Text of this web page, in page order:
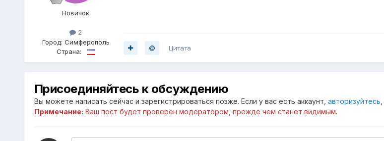
Новичок
2
Город: Симферополь
Страна:
Цитата
Присоединяйтесь к обсуждению
Вы можете написать сейчас и зарегистрироваться позже. Если у вас есть аккаунт, авторизуйтесь
Примечание: Ваш пост будет проверен модератором, прежде чем станет видимым.